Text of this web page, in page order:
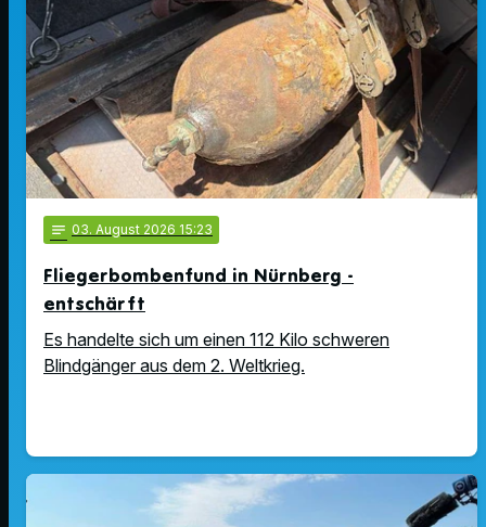
notes 03. August 2026 15:23
Fliegerbombenfund in Nürnberg -
entschärft
Es handelte sich um einen 112 Kilo schweren
Blindgänger aus dem 2. Weltkrieg.